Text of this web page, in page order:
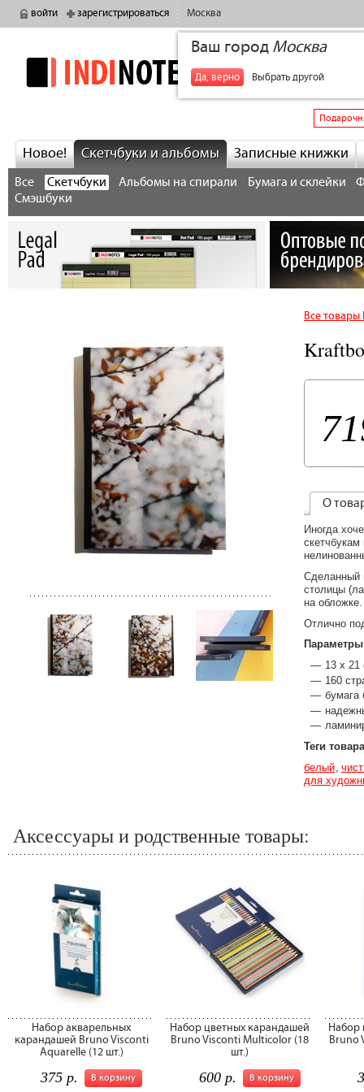
войти зарегистрироваться Москва
Ваш город Москва
Да, верно Выбрать другой
indinotes
Новое! Скетчбуки и альбомы Записные книжки
Все Скетчбуки Альбомы на спирали Бумага и склейки
Смэшбуки
Все
О
Иногда
Сделанный
столицы
на обложке.
Отлично
Параметры
13 х
160
бумага
Теги товара
белый
для
Аксессуары и родственные товары:
Набор акварельных
карандашей Bruno Visconti
Aquarelle (12 шт.)
В корзину
375 р.
Набор цветных карандашей
Bruno Visconti Multicolor (18
шт.)
В корзину
600 р.
Набор
Bruno